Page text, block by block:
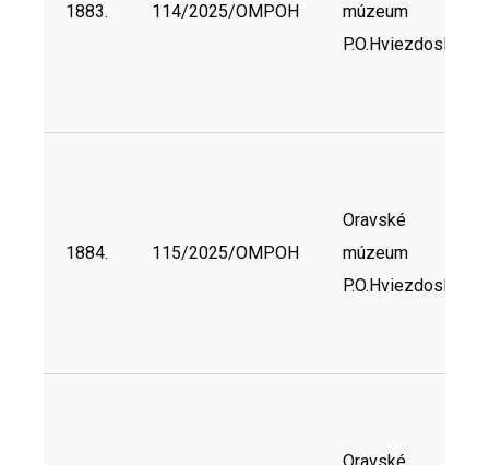
1883. 114/2025/OMPOH
múzeum
P.O.Hviezdoslava
1884. 115/2025/OMPOH
Oravské
múzeum
P.O.Hviezdoslava